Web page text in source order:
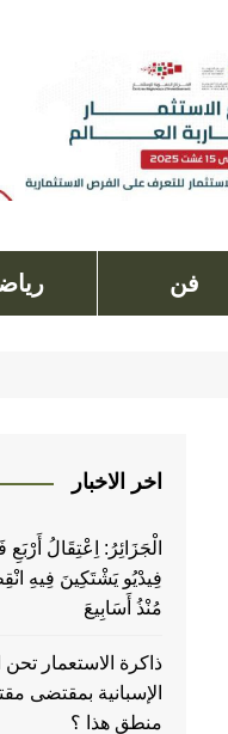
فن
اخر الاخبار
الْجَزَائِرُ: اِعْتِقَالُ
فِيدْيُو يَشْتَكِينَ فِيهِ
مُنْذُ أَسَابِيعَ
ذاكرة الاستعمار تحن
منطق هذا ؟